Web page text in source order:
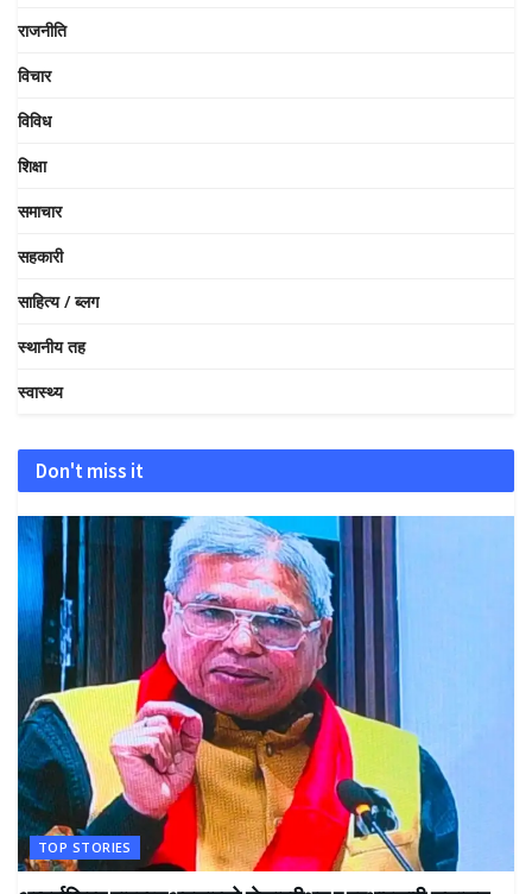
राजनीति
विचार
विविध
शिक्षा
समाचार
सहकारी
साहित्य / ब्लग
स्थानीय तह
स्वास्थ्य
Don't miss it
TOP STORIES